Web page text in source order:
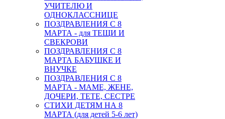
УЧИТЕЛЮ И
ОДНОКЛАССНИЦЕ
ПОЗДРАВЛЕНИЯ С 8
МАРТА - для ТЕЩИ И
СВЕКРОВИ
ПОЗДРАВЛЕНИЯ С 8
МАРТА БАБУШКЕ И
ВНУЧКЕ
ПОЗДРАВЛЕНИЯ С 8
МАРТА - МАМЕ, ЖЕНЕ,
ДОЧЕРИ, ТЕТЕ, СЕСТРЕ
СТИХИ ДЕТЯМ НА 8
МАРТА (для детей 5-6 лет)